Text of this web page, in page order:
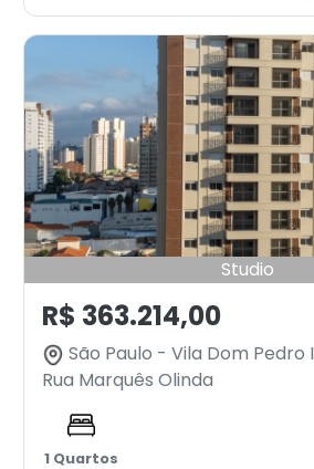
Studio
R$ 363.214,00
São Paulo - Vila Dom Pedro I
Rua Marquês Olinda
1 Quartos